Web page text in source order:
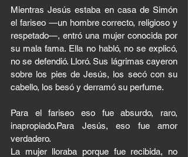
Mientras Jesús estaba en casa de Simón
el fariseo —un hombre correcto, religioso y
respetado—, entró una mujer conocida por
su mala fama. Ella no habló, no se explicó,
no se defendió. Lloró. Sus lágrimas cayeron
sobre los pies de Jesús, los secó con su
cabello, los besó y derramó su perfume.
Para el fariseo eso fue absurdo, raro,
inapropiado.Para Jesús, eso fue amor
verdadero.
La mujer lloraba porque fue recibida, no